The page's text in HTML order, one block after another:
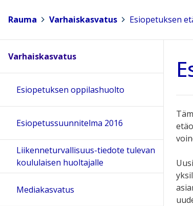
Rauma Varhaiskasvatus Esiopetuksen
Varhaiskasvatus
Esiopetuksen oppilashuolto
Esiopetussuunnitelma 2016
Liikenneturvallisuus-tiedote tulevan
koululaisen huoltajalle
Mediakasvatus